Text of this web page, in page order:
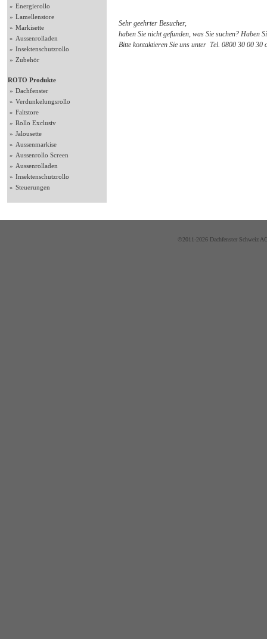
» Energierollo
» Lamellenstore
» Markisette
» Aussenrolladen
» Insektenschutzrollo
» Zubehör
ROTO Produkte
» Dachfenster
» Verdunkelungsrollo
» Faltstore
» Rollo Exclusiv
» Jalousette
» Aussenmarkise
» Aussenrollo Screen
» Aussenrolladen
» Insektenschutzrollo
» Steuerungen
Sehr geehrter Besucher,
haben Sie nicht gefunden, was Sie suchen? Haben
Bitte kontaktieren Sie uns unter Tel. 0800 30 00 30
©2011-2026 Dachfenster Schweiz